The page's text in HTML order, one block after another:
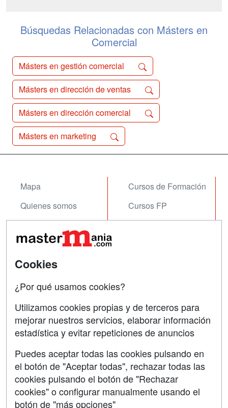
público objetivo y dar ...
Búsquedas Relacionadas con Másters en
Comercial
Másters en gestión comercial
Másters en dirección de ventas
Másters en dirección comercial
Másters en marketing
Mapa
Quienes somos
Acceso Usuarios
Acceso Centros
Cursos de Formación
Cursos FP
Contactar
Confidencialidad
Copyleft
SÍGUENOS EN:
Cookies
¿Por qué usamos cookies?
Utilizamos cookies propias y de terceros para
mejorar nuestros servicios, elaborar información
estadística y evitar repeticiones de anuncios
Puedes aceptar todas las cookies pulsando en
el botón de "Aceptar todas", rechazar todas las
cookies pulsando el botón de "Rechazar
cookies" o configurar manualmente usando el
botón de "más opciones"